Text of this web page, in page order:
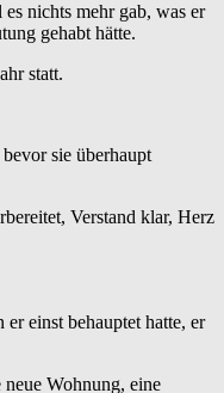
nichts mehr gab, was er
gehabt hätte.
statt.
sie überhaupt
Verstand klar, Herz
einst behauptet hatte, er
Wohnung, eine